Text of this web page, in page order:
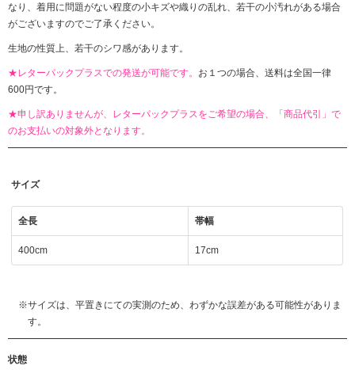
なり、着用に問題がない程度の小キズや織りの乱れ、若干の小汚れがある場合
がございますのでご了承ください。
生地の性質上、若干のシワ感があります。
★レターパックプラスでの発送が可能です。 お１つの場合、送料は全国一律
600円です。
★申し訳ありませんが、レターパックプラスをご希望の場合、「商品代引」で
のお支払いの対象外となります。
サイズ
全長 帯幅
400cm 17cm
サイズは、平置きにての実測のため、わずかな誤差がある可能性がありま
す。
状態